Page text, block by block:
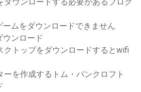
ダウンロードする必要があるブログ
ームをダウンロードできません
ンロード
クトップをダウンロードするとwifi
を作成するトム・バンクロフト